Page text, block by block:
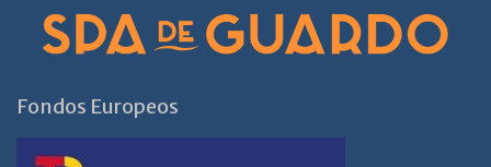
Fondos Europeos